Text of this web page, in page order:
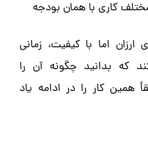
کاری با همان بودجه
اما با کیفیت، زمانی
که بدانید چگونه آن را
کار را در ادامه یاد